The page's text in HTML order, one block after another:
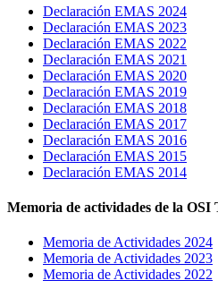
Declaración EMAS 2024
Declaración EMAS 2023
Declaración EMAS 2022
Declaración EMAS 2021
Declaración EMAS 2020
Declaración EMAS 2019
Declaración EMAS 2018
Declaración EMAS 2017
Declaración EMAS 2016
Declaración EMAS 2015
Declaración EMAS 2014
Memoria de actividades de la OSI
Memoria de Actividades 2024
Memoria de Actividades 2023
Memoria de Actividades 2022